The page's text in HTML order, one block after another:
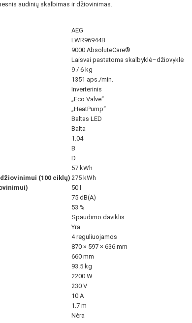
audinių skalbimas ir džiovinimas.
AEG
LWR96944B
9000 AbsoluteCare®
Laisvai pastatoma skalbyklė–džiovyklė
9 / 6 kg
1351 aps./min.
Inverterinis
„Eco Valve“
„HeatPump“
Baltas LED
Balta
1.04
B
D
57 kWh
(100 ciklų) 275 kWh
50 l
75 dB(A)
53 %
Spaudimo daviklis
Yra
4 reguliuojamos
870 × 597 × 636 mm
660 mm
93.5 kg
2200 W
230 V
10 A
1.7 m
Nėra